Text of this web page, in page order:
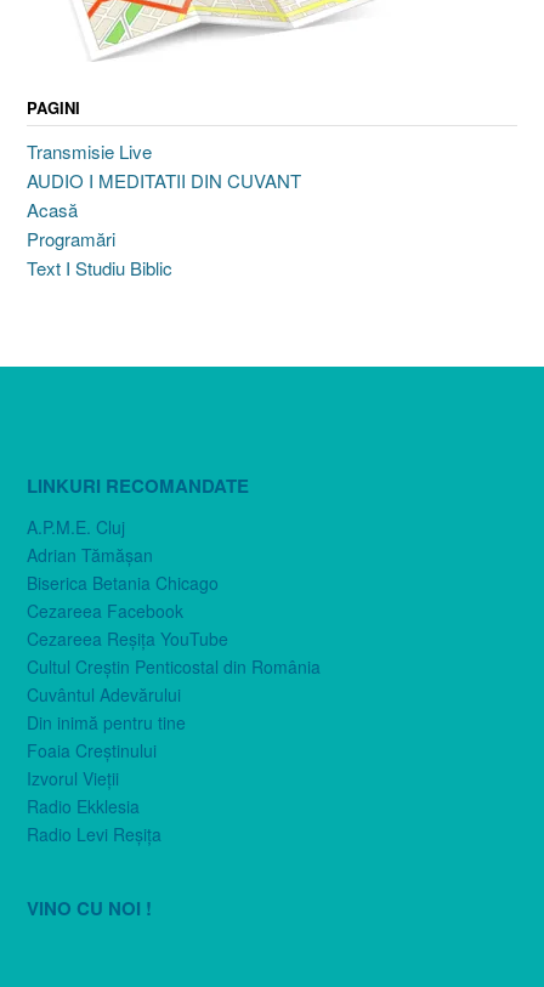
PAGINI
Transmisie Live
AUDIO I MEDITATII DIN CUVANT
Acasă
Programări
Text I Studiu Biblic
LINKURI RECOMANDATE
A.P.M.E. Cluj
Adrian Tămăşan
Biserica Betania Chicago
Cezareea Facebook
Cezareea Reşiţa YouTube
Cultul Creştin Penticostal din România
Cuvântul Adevărului
Din inimă pentru tine
Foaia Creştinului
Izvorul Vieţii
Radio Ekklesia
Radio Levi Reşiţa
VINO CU NOI !